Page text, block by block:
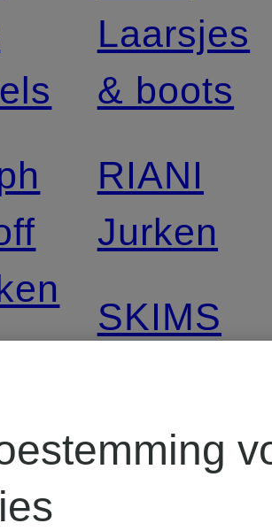
Laarsjes
& boots
RIANI
Jurken
SKIMS
Toral